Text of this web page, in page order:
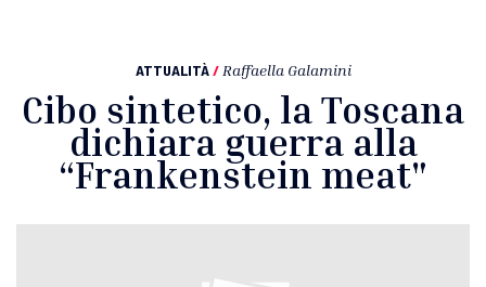
ATTUALITÀ / Raffaella Galamini
Cibo sintetico, la Toscana
dichiara guerra alla
“Frankenstein meat"